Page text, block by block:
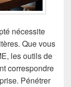
nécessite
Que vous
les outils de
correspondre
Pénétrer